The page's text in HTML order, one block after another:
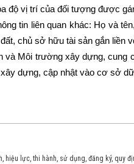
độ vị trí của đối tượng được
tin liên quan khác: Họ và
chủ sở hữu tài sản gắn liền
và Môi trường xây dựng, cung
xây dựng, cập nhật vào cơ sở
, hiệu lực, thi hành, sử dụng, đăng ký, quy